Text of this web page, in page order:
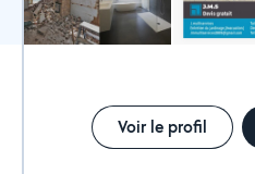
Voir le profil